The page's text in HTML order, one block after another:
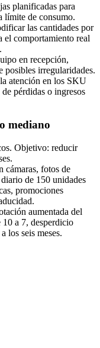
planificadas para
límite de consumo.
las cantidades por
el comportamiento real
en recepción,
posibles irregularidades.
atención en los SKU
pérdidas o ingresos
mediano
Objetivo: reducir
cámaras, fotos de
de 150 unidades
promociones
aumentada del
a 7, desperdicio
los seis meses.